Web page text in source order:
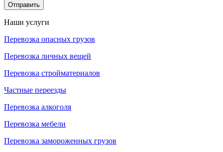
Отправить
Наши услуги
Перевозка опасных грузов
Перевозка личных вещей
Перевозка стройматериалов
Частные переезды
Перевозка алкоголя
Перевозка мебели
Перевозка замороженных грузов